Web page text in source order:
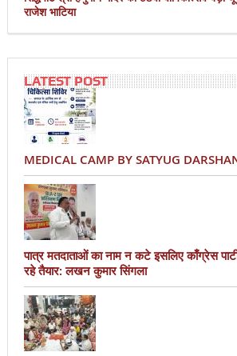
राजेश भाटिया
LATEST POST
MEDICAL CAMP BY SATYUG
पात्र मतदाताओं का नाम न कटे इसलिए काँग्रेस पार्टी
रहे तैयार: लखन कुमार सिंगला